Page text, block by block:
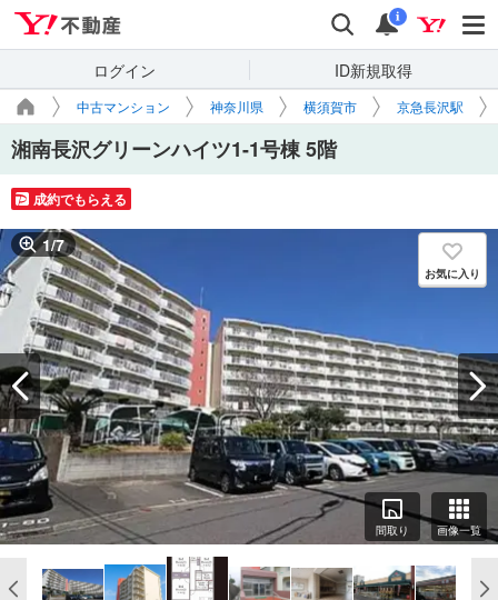
検索 通知
i
ログイン ID新規取得
中古マンション 神奈川県 横須賀市 京急長沢駅
湘南長沢グリーンハイツ1-1号棟 5階
成約でもらえる
1/7
お気に入り
間取り 画像一覧